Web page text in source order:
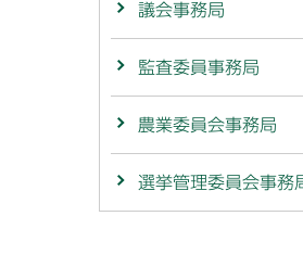
議会事務局
監査委員事務局
農業委員会事務局
選挙管理委員会事務